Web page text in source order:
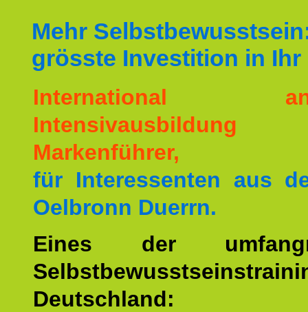
Mehr
grösste Investition in Ihr
International
Markenführer,
für Interessenten aus
Oelbronn Duerrn.
Eines der
Deutschland: